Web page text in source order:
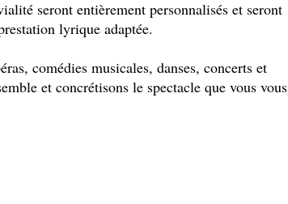
seront entièrement personnalisés et seront
lyrique adaptée.
comédies musicales, danses, concerts et
et concrétisons le spectacle que vous vous